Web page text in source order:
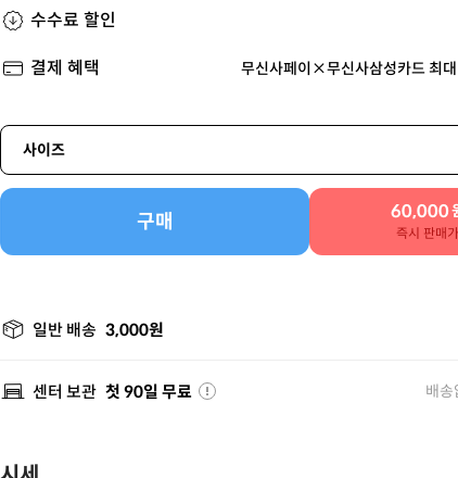
수수료 할인
결제 혜택 무신사페이×무신사삼성카드 최
사이즈
구매 60,000
즉시 판매가
일반 배송 3,000원
센터 보관 첫 90일 무료 배송